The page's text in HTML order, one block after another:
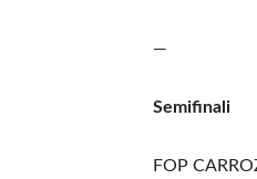
—
Semifinali
FOP